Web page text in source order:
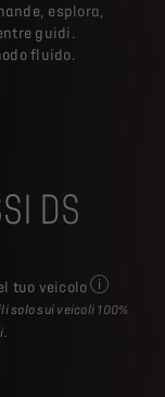
Questa
esplora,
guidi.​
fluido.​
DS
tuo veicolo
Alcuni
sui veicoli 100%